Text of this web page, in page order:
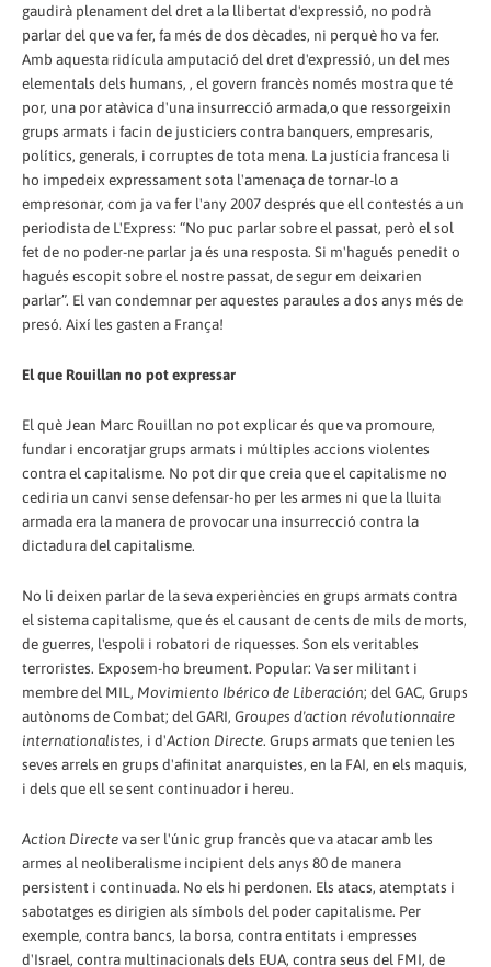
gaudirà plenament del dret a la llibertat d'expressió, no podrà
parlar del que va fer, fa més de dos dècades, ni perquè ho va fer.
Amb aquesta ridícula amputació del dret d'expressió, un del mes
elementals dels humans, , el govern francès només mostra que té
por, una por atàvica d'una insurrecció armada,o que ressorgeixin
grups armats i facin de justiciers contra banquers, empresaris,
polítics, generals, i corruptes de tota mena. La justícia francesa li
ho impedeix expressament sota l'amenaça de tornar-lo a
empresonar, com ja va fer l'any 2007 després que ell contestés a un
periodista de L'Express: “No puc parlar sobre el passat, però el sol
fet de no poder-ne parlar ja és una resposta. Si m'hagués penedit o
hagués escopit sobre el nostre passat, de segur em deixarien
parlar”. El van condemnar per aquestes paraules a dos anys més de
presó. Així les gasten a França!
El que Rouillan no pot expressar
El què Jean Marc Rouillan no pot explicar és que va promoure,
fundar i encoratjar grups armats i múltiples accions violentes
contra el capitalisme. No pot dir que creia que el capitalisme no
cediria un canvi sense defensar-ho per les armes ni que la lluita
armada era la manera de provocar una insurrecció contra la
dictadura del capitalisme.
No li deixen parlar de la seva experiències en grups armats contra
el sistema capitalisme, que és el causant de cents de mils de morts,
de guerres, l'espoli i robatori de riquesses. Son els veritables
terroristes. Exposem-ho breument. Popular: Va ser militant i
membre del MIL, Movimiento Ibérico de Liberación; del GAC, Grups
autònoms de Combat; del GARI, Groupes d'action révolutionnaire
internationalistes, i d'Action Directe. Grups armats que tenien les
seves arrels en grups d'afinitat anarquistes, en la FAI, en els maquis,
i dels que ell se sent continuador i hereu.
Action Directeva ser l'únic grup francès que va atacar amb les
armes al neoliberalisme incipient dels anys 80 de manera
persistent i continuada. No els hi perdonen. Els atacs, atemptats i
sabotatges es dirigien als símbols del poder capitalisme. Per
exemple, contra bancs, la borsa, contra entitats i empresses
d'Israel, contra multinacionals dels EUA, contra seus del FMI, de